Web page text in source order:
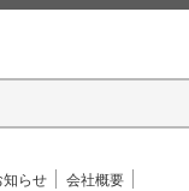
知らせ
会社概要